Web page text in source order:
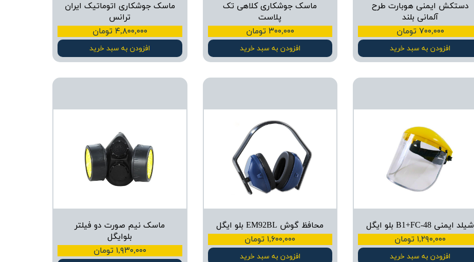
دستکش ایمنی هوبارت طرح
آلمانی بلند
۷۰۰,۰۰۰ تومان
افزودن به سبد خرید
ماسک جوشکاری کلاهی تک
پلاست
۳۰۰,۰۰۰ تومان
افزودن به سبد خرید
ماسک جوشکاری اتوماتیک ایران
ترانس
۴,۸۰۰,۰۰۰ تومان
افزودن به سبد خرید
شیلد ایمنی B1+FC-48 بلو ایگل
۱,۲۹۰,۰۰۰ تومان
افزودن به سبد خرید
محافظ گوش EM92BL بلو ایگل
۱,۶۰۰,۰۰۰ تومان
افزودن به سبد خرید
ماسک نیم صورت دو فیلتر
بلوایگل
۱,۹۳۰,۰۰۰ تومان